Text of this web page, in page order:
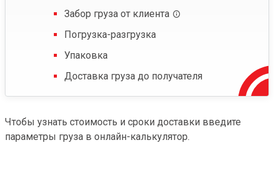
Забор груза от клиента
Погрузка-разгрузка
Упаковка
Доставка груза до получателя
Чтобы узнать стоимость и сроки доставки введите
параметры груза в онлайн-калькулятор.